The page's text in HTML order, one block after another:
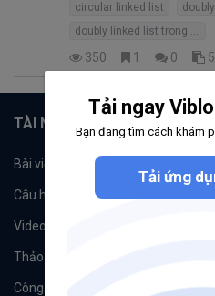
circular linked list
doubly linked list trong python
350 1 0 5
TÀI NGUYÊN
Bài viết
Câu hỏi
Videos
Thảo luận
Công cụ
Tải ngay
Bạn đang tìm cách khám
Tải ứng